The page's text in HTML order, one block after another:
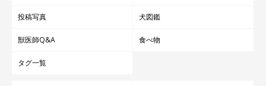
投稿写真 犬図鑑
獣医師Q&A 食べ物
タグ一覧